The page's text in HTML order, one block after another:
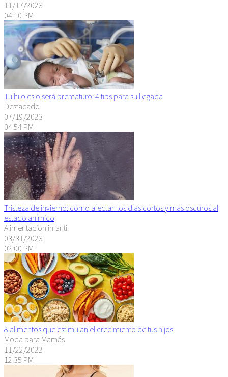
11/17/2023
04:10 PM
Tu hijo es o será prematuro: 4 tips para su llegada
Destacado
07/19/2023
04:54 PM
Tristeza de invierno: cómo afectan los días cortos y más oscuros al
estado anímico
Alimentación infantil
03/31/2023
02:00 PM
8 alimentos que estimulan el crecimiento de tus hijos
Moda para Mamás
11/22/2022
12:35 PM